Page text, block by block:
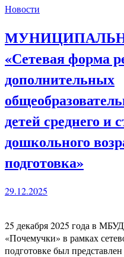
Новости
«Сетевая форма
дополнительных
детей среднего и
дошкольного
подготовка»
29.12.2025
25 декабря 2025 года в
«Почемучки» в рамках
подготовке был представлен